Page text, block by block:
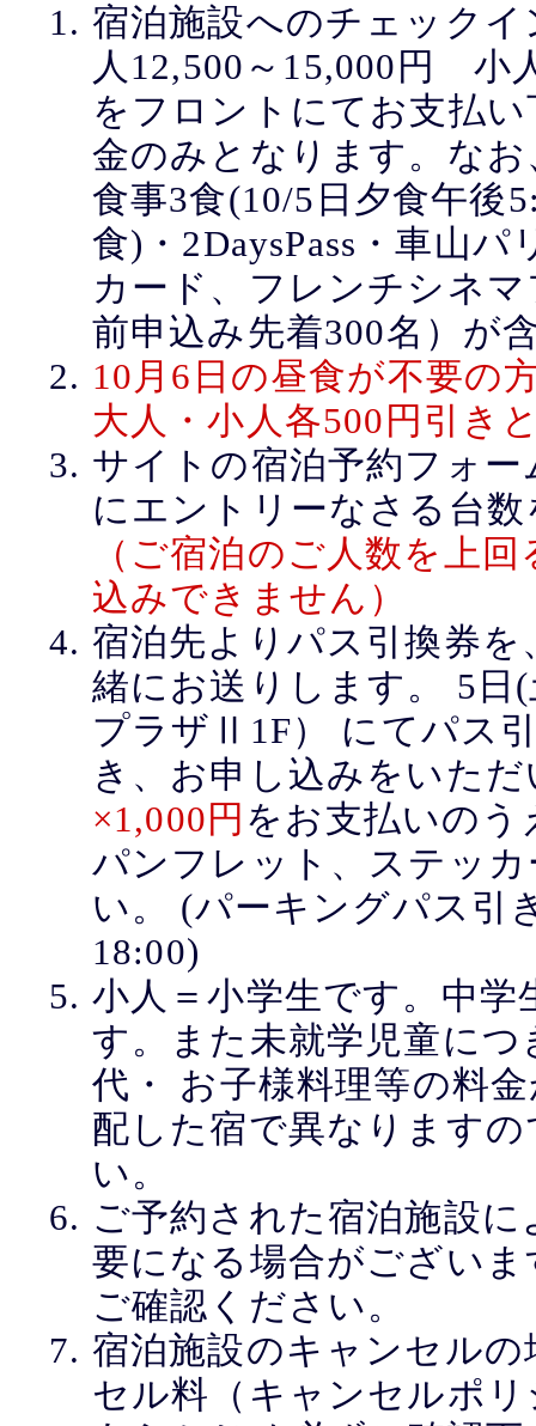
宿泊施設へのチェック
人12,500～15,000円 小
をフロントにてお支払
金のみとなります。な
食事3食(10/5日夕食午後
食)・2DaysPass・車山
カード、フレンチシネ
前申込み先着300名）が
10月6日の昼食が不要の
大人・小人各500円引き
サイトの宿泊予約フォ
にエントリーなさる台
（ご宿泊のご人数を上
込みできません）
宿泊先よりパス引換券
緒にお送りします。 5日
プラザⅡ1F） にてパス
き、お申し込みをいた
×1,000円 をお支払いの
パンフレット、ステッ
い。 (パーキングパス引
18:00)
小人＝小学生です。中
す。また未就学児童に
代・ お子様料理等の料
配した宿で異なります
い。
ご予約された宿泊施設
要になる場合がござい
ご確認ください。
宿泊施設のキャンセル
セル料（キャンセルポ